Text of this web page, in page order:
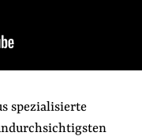
spezialisierte